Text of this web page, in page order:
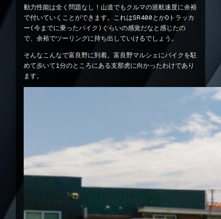
動力性能は全く問題なし！山道でもクルマの巡航速度に余裕
で付いていくことができます。これはSR400とかDトラッカ
ー(今までに乗ったバイク)ぐらいの感覚だなと感じたの
で、余裕でツーリングに持ち出していけるでしょう。
そんなこんなで富良野に到着。富良野マルシェにバイクを駐
めて歩いて1分のところにある支那虎に向かったわけであり
ます。